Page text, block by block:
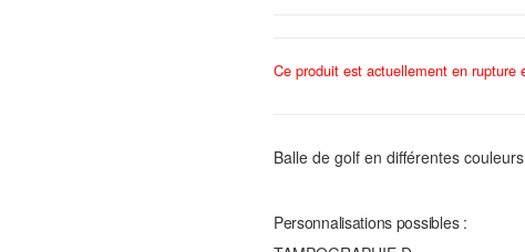
Ce produit est actuellement en rupture
Balle de golf en différentes
Personnalisations possibles :